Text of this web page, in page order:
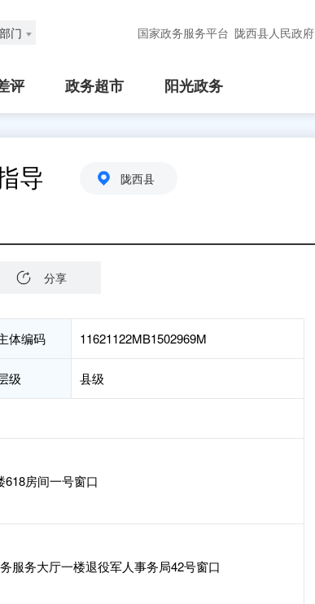
门 国家政务服务平台 陇西县人民政府
评 政务超市 阳光政务
导 陇西县
分享
体编码 11621122MB1502969M
级 县级
房间一号窗口
服务大厅一楼退役军人事务局42号窗口